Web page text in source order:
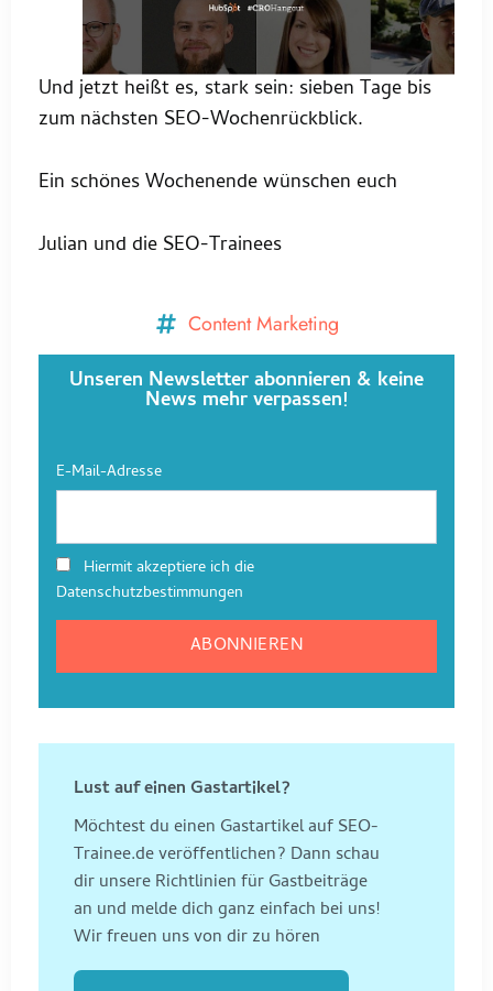
Und jetzt heißt es, stark sein: sieben Tage bis
zum nächsten SEO-Wochenrückblick.
Ein schönes Wochenende wünschen euch
Julian und die SEO-Trainees
Content Marketing
Unseren Newsletter abonnieren & keine
News mehr verpassen!
E-Mail-Adresse
Hiermit akzeptiere ich die
Datenschutzbestimmungen
Lust auf einen Gastartikel?
Möchtest du einen Gastartikel auf SEO-
Trainee.de veröffentlichen? Dann schau
dir unsere Richtlinien für Gastbeiträge
an und melde dich ganz einfach bei uns!
Wir freuen uns von dir zu hören